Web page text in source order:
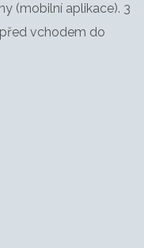
(mobilní aplikace). 3
vchodem do